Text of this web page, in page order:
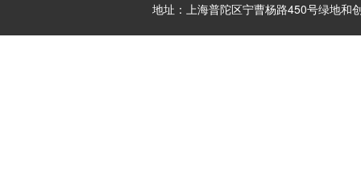
地址：上海普陀区宁曹杨路450号绿地